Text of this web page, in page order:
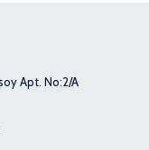
Apt. No:2/A